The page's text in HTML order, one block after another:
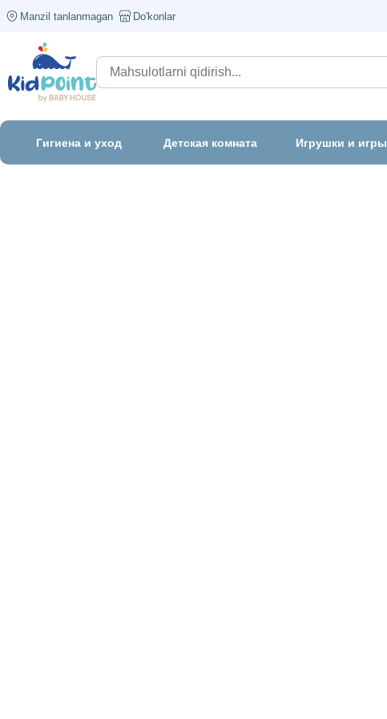
Manzil tanlanmagan Do'konlar
Гигиена и уход Детская комната Игрушки и игры